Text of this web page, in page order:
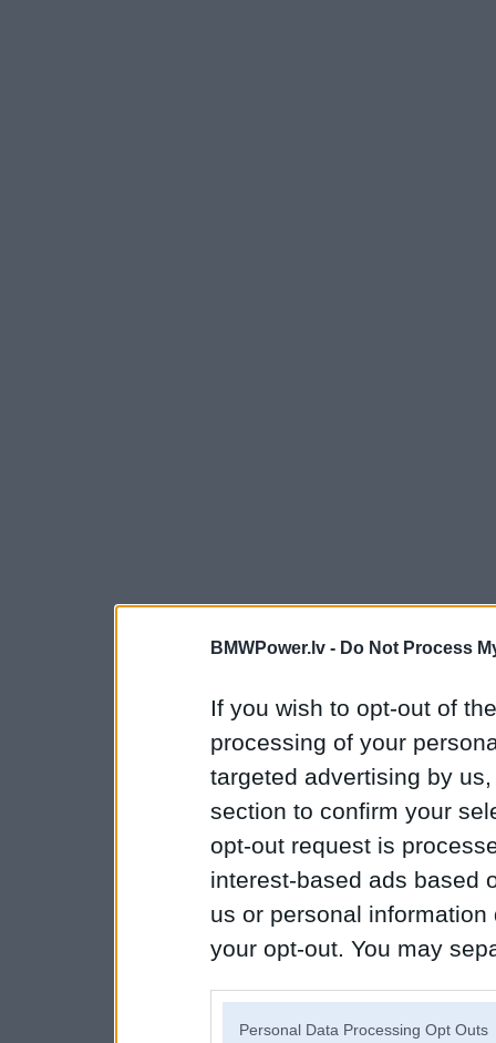
BMWPower.lv - Do Not Process
If you wish to opt-out of
processing of your
targeted advertising by
section to confirm your
opt-out request is
interest-based ads based
us or personal
your opt-out. You may
Personal Data Processing Opt Outs